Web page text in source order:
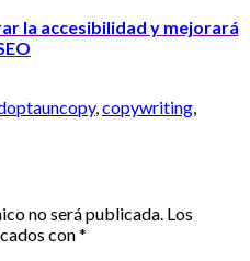
la accesibilidad y mejorará
,copywriting,
no será publicada. Los
con*